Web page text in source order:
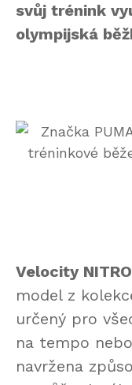
svůj trénink
olympijská
Velocity
model z
určený pro
na tempo
navržena